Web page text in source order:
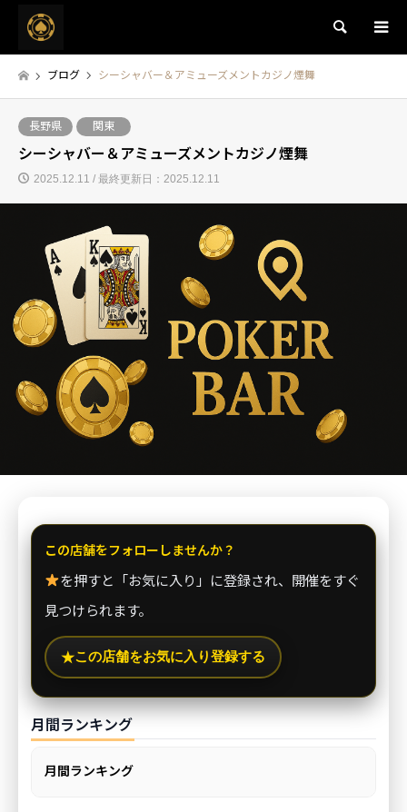
検索
ブログ シーシャバー＆アミューズメントカジノ煙舞
長野県 関東
シーシャバー＆アミューズメントカジノ煙舞
2025.12.11 / 最終更新日：2025.12.11
この店舗をフォローしませんか？
を押すと「お気に入り」に登録され、開催をすぐ
見つけられます。
★この店舗をお気に入り登録する
月間ランキング
月間ランキング